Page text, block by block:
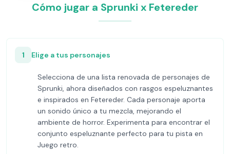
Cómo jugar a Sprunki x Fetereder
1 Elige a tus personajes
Selecciona de una lista renovada de personajes de
Sprunki, ahora diseñados con rasgos espeluznantes
e inspirados en Fetereder. Cada personaje aporta
un sonido único a tu mezcla, mejorando el
ambiente de horror. Experimenta para encontrar el
conjunto espeluznante perfecto para tu pista en
Juego retro.